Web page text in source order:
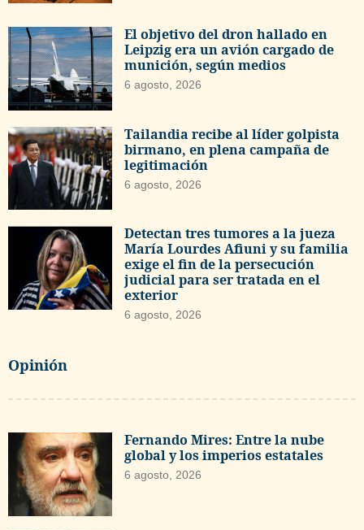
El objetivo del dron hallado en
Leipzig era un avión cargado de
munición, según medios
6 agosto, 2026
Tailandia recibe al líder golpista
birmano, en plena campaña de
legitimación
6 agosto, 2026
Detectan tres tumores a la jueza
María Lourdes Afiuni y su familia
exige el fin de la persecución
judicial para ser tratada en el
exterior
6 agosto, 2026
Opinión
Fernando Mires: Entre la nube
global y los imperios estatales
6 agosto, 2026